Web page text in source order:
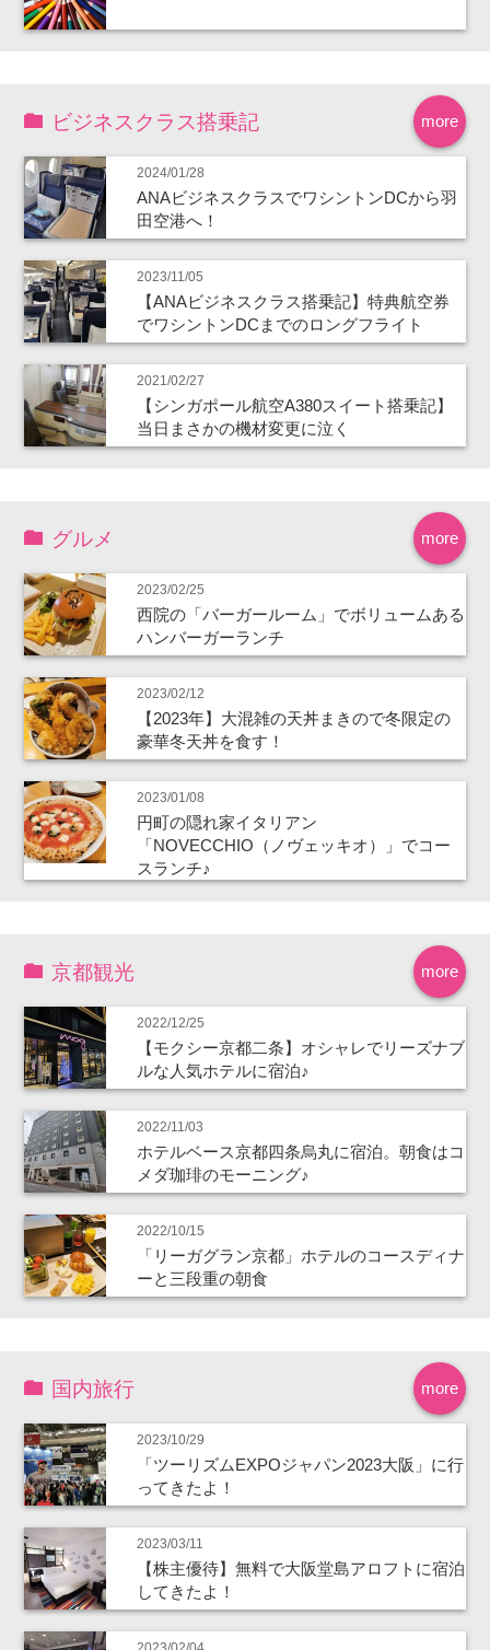
more
ビジネスクラス搭乗記
2024/01/28
ANAビジネスクラスでワシントンDCから羽
田空港へ！
2023/11/05
【ANAビジネスクラス搭乗記】特典航空券
でワシントンDCまでのロングフライト
2021/02/27
【シンガポール航空A380スイート搭乗記】
当日まさかの機材変更に泣く
more
グルメ
2023/02/25
西院の「バーガールーム」でボリュームある
ハンバーガーランチ
2023/02/12
【2023年】大混雑の天丼まきので冬限定の
豪華冬天丼を食す！
2023/01/08
円町の隠れ家イタリアン
「NOVECCHIO（ノヴェッキオ）」でコー
スランチ♪
more
京都観光
2022/12/25
【モクシー京都二条】オシャレでリーズナブ
ルな人気ホテルに宿泊♪
2022/11/03
ホテルベース京都四条烏丸に宿泊。朝食はコ
メダ珈琲のモーニング♪
2022/10/15
「リーガグラン京都」ホテルのコースディナ
ーと三段重の朝食
more
国内旅行
2023/10/29
「ツーリズムEXPOジャパン2023大阪」に行
ってきたよ！
2023/03/11
【株主優待】無料で大阪堂島アロフトに宿泊
してきたよ！